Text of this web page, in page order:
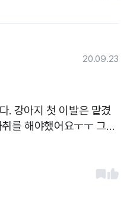
20.09.23
. 강아지 첫 이발은 맡겼
를 해야했어요ㅜㅜ 그
또 치료를 한 후로는 이
지가 예민한탓도 있는것